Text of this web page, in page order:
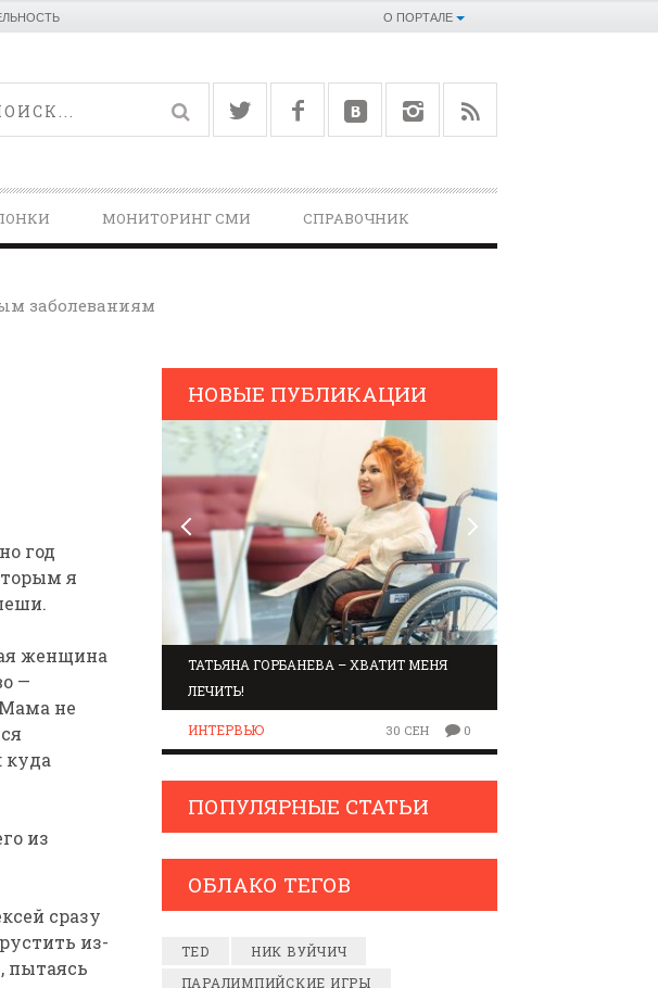
О ПОРТАЛЕ
МОНИТОРИНГ СМИ СПРАВОЧНИК­
заболеваниям
год
я
женщина
—
не
куда
из
сразу
из-
пытаясь
НОВЫЕ ПУБЛИКАЦИИ
ТАТЬЯНА ГОРБАНЕВА – ХВАТИТ МЕНЯ
ЛЕЧИТЬ!
ИНТЕРВЬЮ 30 СЕН 0
АМБИЦИЯМИ.
НОВОПОЛОЦКА
ПОПУЛЯРНЫЕ СТАТЬИ
ОБЛАКО ТЕГОВ
TED
НИК ВУЙЧИЧ
ПАРАЛИМПИЙСКИЕ ИГРЫ